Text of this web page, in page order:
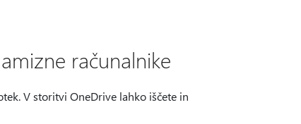
računalnike
V storitvi OneDrive lahko iščete in